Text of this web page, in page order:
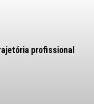
profissional